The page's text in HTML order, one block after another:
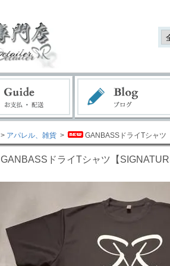
> アパレル、雑貨 > GANBASSドライTシャツ
GANBASSドライTシャツ【